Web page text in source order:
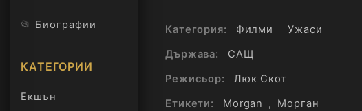
📂 Биографии
КАТЕГОРИИ
Екшън
Категория: Филми
Ужаси
Държава:
САЩ
Режисьор:
Люк Скот
Етикети:
Morgan , Морган